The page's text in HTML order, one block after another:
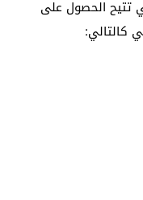
تتيح الحصول على
كالتالي: